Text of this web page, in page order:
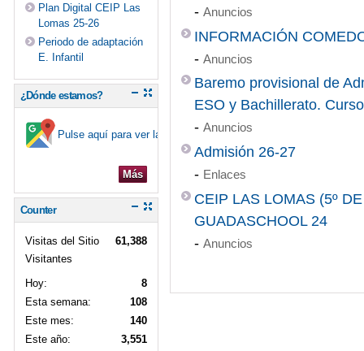
Plan Digital CEIP Las
Lomas 25-26
Periodo de adaptación
E. Infantil
¿Dónde estamos?
Pulse aquí para ver la ubicación en el mapa
Más
Counter
Visitas del Sitio
61,388
Visitantes
Hoy:
8
Esta semana:
108
Este mes:
140
Este año:
3,551
- Anuncios
INFORMACIÓN
- Anuncios
Baremo provisional de
ESO y Bachillerato.
- Anuncios
Admisión 26-27
- Enlaces
CEIP LAS LOMAS (5º
GUADASCHOOL 24
- Anuncios